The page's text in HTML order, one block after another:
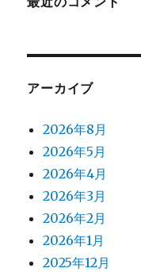
アーカイブ
2026年8月
2026年5月
2026年4月
2026年3月
2026年2月
2026年1月
2025年12月